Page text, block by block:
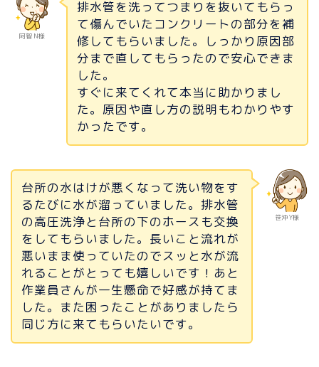
阿智 N様
排水管を洗ってつまりを抜いてもらっ
て傷んでいたコンクリートの部分を補
修してもらいました。しっかり原因部
分まで直してもらったので安心できま
した。
すぐに来てくれて本当に助かりまし
た。原因や直し方の説明もわかりやす
かったです。
笹沖 Y様
台所の水はけが悪くなって洗い物をす
るたびに水が溜っていました。排水管
の高圧洗浄と台所の下のホースも交換
をしてもらいました。長いこと流れが
悪いまま使っていたのでスッと水が流
れることがとっても嬉しいです！あと
作業員さんが一生懸命で好感が持てま
した。また困ったことがありましたら
同じ方に来てもらいたいです。